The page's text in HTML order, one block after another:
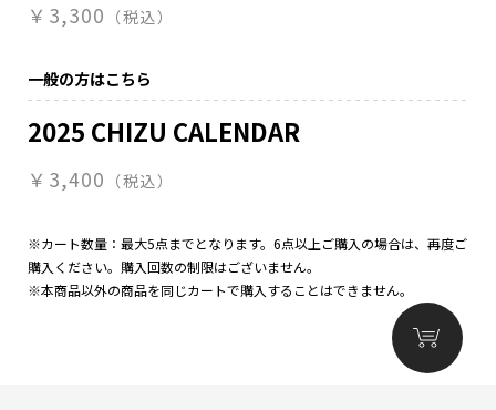
￥3,300 （税込）
一般の方はこちら
2025 CHIZU CALENDAR
￥3,400 （税込）
※カート数量：最大5点までとなります。6点以上ご購入の場合は、再度ご
購入ください。購入回数の制限はございません。
※本商品以外の商品を同じカートで購入することはできません。